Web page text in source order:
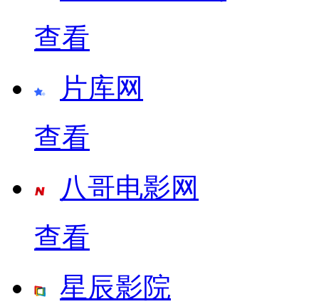
查看
片库网
查看
八哥电影网
查看
星辰影院